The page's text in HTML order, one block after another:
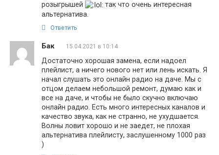
розыгрышей
так что очень интересная
альтернатива.
Ответить
Бак 15.04.2021 в 10:14
Достаточно хорошая замена, если надоел
плейлист, а ничего нового нет или лень искать. Я
начал слушать это онлайн радио на даче. Мы с
отцом делаем небольшой ремонт, думаю как и
все на даче, и чтобы не было скучно включаю
онлайн радио. Есть много интересных каналов и
качество звука, как не странно, не ухудшается.
Волны ловит хорошо и не заедет, не плохая
альтернатива плейлисту, заслушенному 1000 раз
)